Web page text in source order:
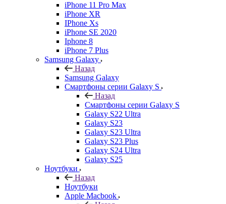
iPhone 11 Pro Max
iPhone XR
IPhone Xs
iPhone SE 2020
Iphone 8
iPhone 7 Plus
Samsung Galaxy
Назад
Samsung Galaxy
Смартфоны серии Galaxy S
Назад
Смартфоны серии Galaxy S
Galaxy S22 Ultra
Galaxy S23
Galaxy S23 Ultra
Galaxy S23 Plus
Galaxy S24 Ultra
Galaxy S25
Ноутбуки
Назад
Ноутбуки
Apple Macbook